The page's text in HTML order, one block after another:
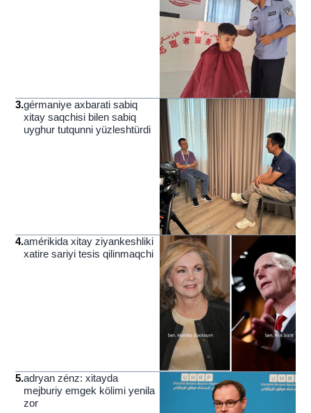
3.gérmaniye axbarati sabiq
xitay saqchisi bilen sabiq
uyghur tutqunni yüzleshtürdi
4.amérikida xitay ziyankeshliki
xatire sariyi tesis qilinmaqchi
5.adryan zénz: xitayda
mejburiy emgek kölimi yenila
zor